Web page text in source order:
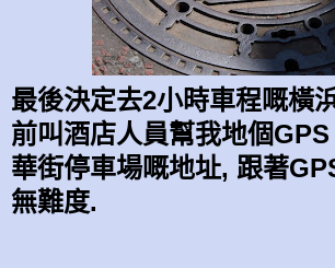
最後決定去2小時車程嘅橫
前叫酒店人員幫我地個
華街停車場嘅地址, 跟著
無難度.